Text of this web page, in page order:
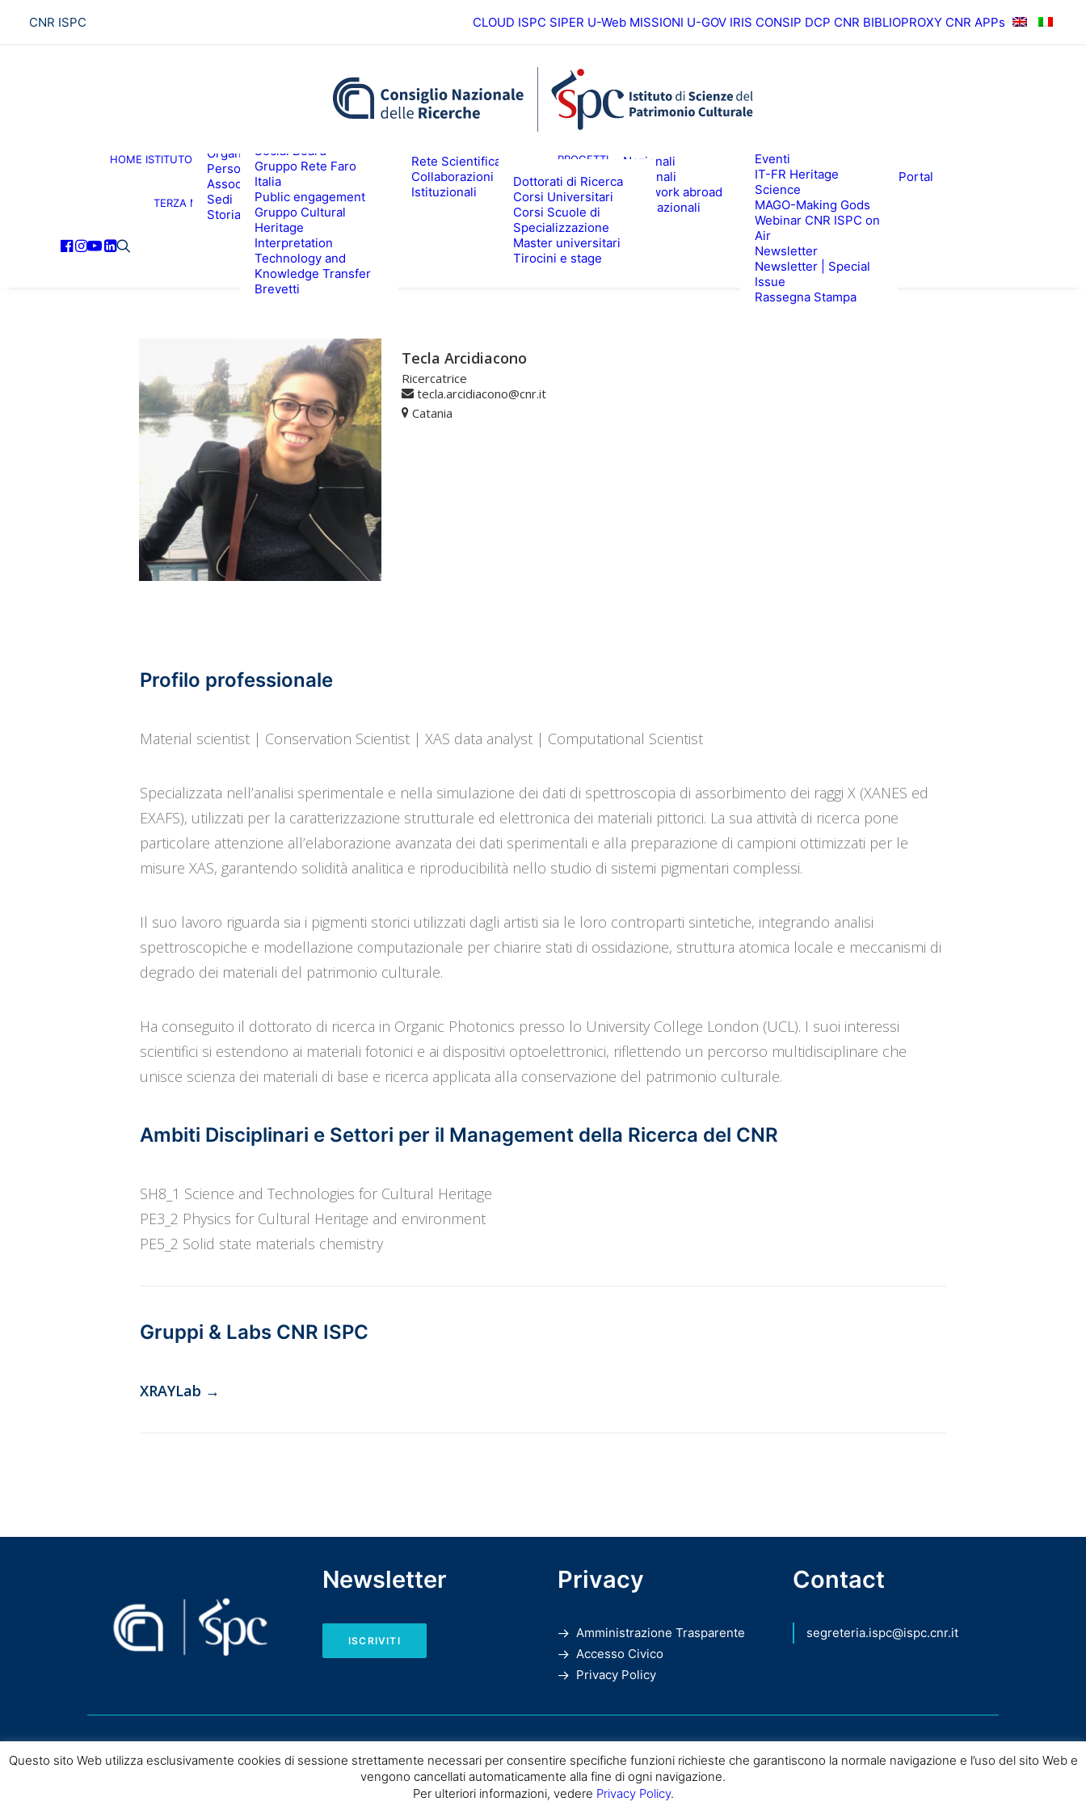
CNR ISPC CLOUD ISPC SIPER U-Web MISSIONI U-GOV IRIS CONSIP DCP CNR BIBLIOPROXY CNR APPs
HOME ISTITUTO
Organigramma
Personale
Associati ISPC
Sedi
Storia
Rete Scientifica
Collaborazioni
Istituzionali
PROGETTI
Nazionali
Regionali
Fieldwork abroad
Internazionali
RISULTATI
ISPC Open Portal
TERZA MISSIONE
Social Board
Gruppo Rete Faro
Italia
Public engagement
Gruppo Cultural
Heritage
Interpretation
Technology and
Knowledge Transfer
Brevetti
Dottorati di Ricerca
Corsi Universitari
Corsi Scuole di
Specializzazione
Master universitari
Tirocini e stage
EVENTI & NEWS
Eventi
IT-FR Heritage
Science
MAGO-Making Gods
Webinar CNR ISPC on
Air
Newsletter
Newsletter | Special
Issue
Rassegna Stampa
Tecla Arcidiacono
Ricercatrice
Catania
tecla.arcidiacono@cnr.it
Profilo professionale
Material scientist | Conservation Scientist | XAS data analyst | Computational Scientist
Specializzata nell’analisi sperimentale e nella simulazione dei dati di spettroscopia di assorbimento dei raggi X (XANES ed
EXAFS), utilizzati per la caratterizzazione strutturale ed elettronica dei materiali pittorici. La sua attività di ricerca pone
particolare attenzione all’elaborazione avanzata dei dati sperimentali e alla preparazione di campioni ottimizzati per le
misure XAS, garantendo solidità analitica e riproducibilità nello studio di sistemi pigmentari complessi.
Il suo lavoro riguarda sia i pigmenti storici utilizzati dagli artisti sia le loro controparti sintetiche, integrando analisi
spettroscopiche e modellazione computazionale per chiarire stati di ossidazione, struttura atomica locale e meccanismi di
degrado dei materiali del patrimonio culturale.
Ha conseguito il dottorato di ricerca in Organic Photonics presso lo University College London (UCL). I suoi interessi
scientifici si estendono ai materiali fotonici e ai dispositivi optoelettronici, riflettendo un percorso multidisciplinare che
unisce scienza dei materiali di base e ricerca applicata alla conservazione del patrimonio culturale.
Ambiti Disciplinari e Settori per il Management della Ricerca del CNR
SH8_1 Science and Technologies for Cultural Heritage
PE3_2 Physics for Cultural Heritage and environment
PE5_2 Solid state materials chemistry
Gruppi & Labs CNR ISPC
XRAYLab →
Newsletter
ISCRIVITI
Privacy
Amministrazione Trasparente
Accesso Civico
Privacy Policy
Contact
segreteria.ispc@ispc.cnr.it
Consiglio Nazionale delle Ricerche– Istituto di Scienze del Patrimonio Culturale – 2026
Questo sito Web utilizza esclusivamente cookies di sessione strettamente necessari per consentire specifiche funzioni richieste che garantiscono la normale navigazione e l’uso del sito Web e
vengono cancellati automaticamente alla fine di ogni navigazione.
Per ulteriori informazioni, vedere Privacy Policy.